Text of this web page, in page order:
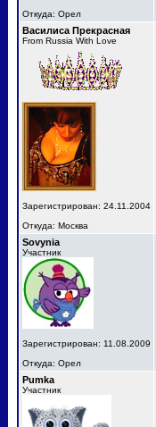
Откуда: Орел
Василиса Прекрасная
From Russia With Love
Зарегистрирован: 24.11.2004
Откуда: Москва
Sovynia
Участник
Зарегистрирован: 11.08.2009
Откуда: Орел
Pumka
Участник